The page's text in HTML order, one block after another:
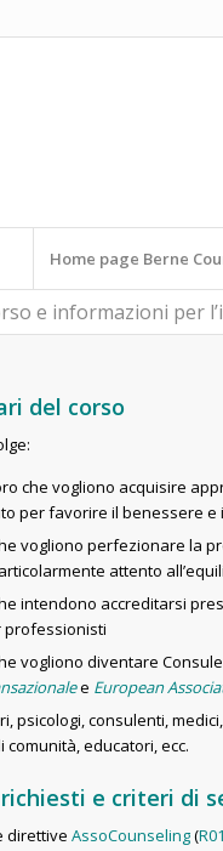
Home page Berne
e informazioni per
del corso
che vogliono acquisire
per favorire il benessere
vogliono perfezionare la
attento
intendono accreditarsi
professionisti
vogliono diventare
e European
psicologi, consulenti,
comunità, educatori, ecc.
e criteri di
direttive AssoCounseling(